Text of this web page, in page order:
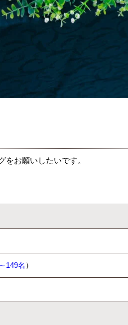
をお願いしたいです。
149名 ）